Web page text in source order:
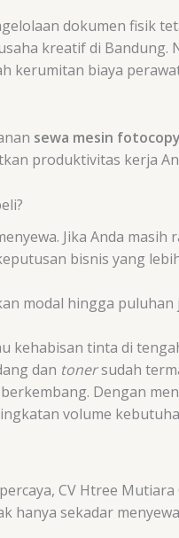
dokumen fisik
kreatif di Bandung.
kerumitan biaya
sewa mesin
produktivitas kerja
Jika Anda
bisnis yang
modal hingga puluhan
kehabisan tinta di
dan tonersudah
Dengan
volume
CV Htree
hanya sekadar